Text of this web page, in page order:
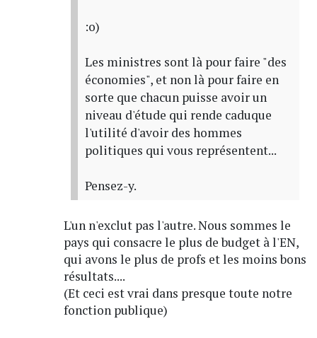
:o)
Les ministres sont là pour faire "des
économies", et non là pour faire en
sorte que chacun puisse avoir un
niveau d'étude qui rende caduque
l'utilité d'avoir des hommes
politiques qui vous représentent...
Pensez-y.
L'un n'exclut pas l'autre. Nous sommes le
pays qui consacre le plus de budget à l'EN,
qui avons le plus de profs et les moins bons
résultats....
(Et ceci est vrai dans presque toute notre
fonction publique)